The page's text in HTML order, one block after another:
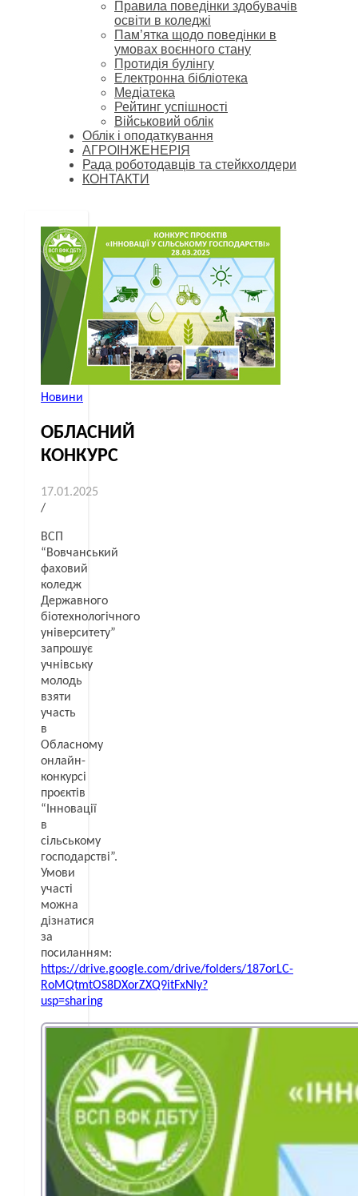
Правила поведінки здобувачів
освіти в коледжі
Пам’ятка щодо поведінки в
умовах воєнного стану
Протидія булінгу
Електронна бібліотека
Медіатека
Рейтинг успішності
Військовий облік
Облік і оподаткування
АГРОІНЖЕНЕРІЯ
Рада роботодавців та стейкхолдери
КОНТАКТИ
Новини
ОБЛАСНИЙ
КОНКУРС
17.01.2025
/
ВСП
“Вовчанський
фаховий
коледж
Державного
біотехнологічного
університету”
запрошує
учнівську
молодь
взяти
участь
в
Обласному
онлайн-
конкурсі
проєктів
“Інновації
в
сільському
господарстві”.
Умови
участі
можна
дізнатися
за
посиланням:
https://drive.google.com/drive/folders/187orLC-
RoMQtmtOS8DXorZXQ9itFxNIy?
usp=sharing